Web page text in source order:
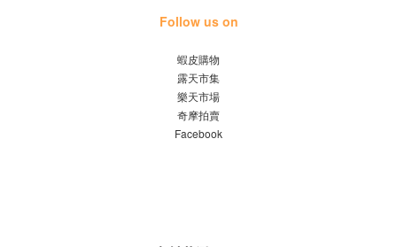
Follow us on
蝦皮購物
露天市集
樂天市場
奇摩拍賣
Facebook